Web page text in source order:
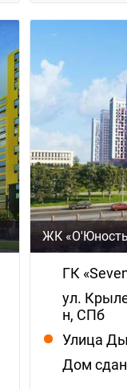
ЖК
ГК
ул.
н, СПб
Улица
Дом сдан